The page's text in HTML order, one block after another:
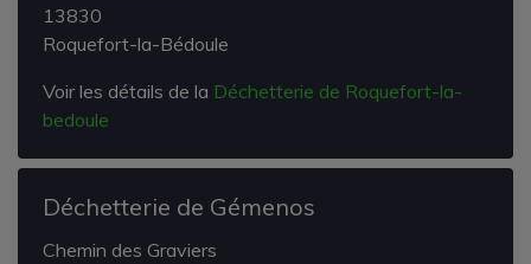
13830
Roquefort-la-Bédoule
Voir les détails de la Déchetterie de Roquefort-la-
bedoule
Déchetterie de Gémenos
Chemin des Graviers